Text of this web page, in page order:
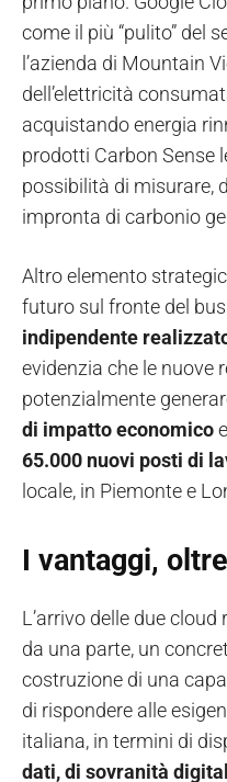
come il più “pulito” del
l’azienda di Mountain
dell’elettricità
acquistando energia
prodotti Carbon Sense
possibilità di misurare,
impronta di carbonio
Altro elemento
futuro sul fronte del
indipendente
evidenzia che le nuove
potenzialmente
di impatto economico
65.000 nuovi posti di
locale, in Piemonte e
I vantaggi,
L’arrivo delle due
da una parte, un
costruzione di una
di rispondere alle
italiana, in termini di
dati, di sovranità